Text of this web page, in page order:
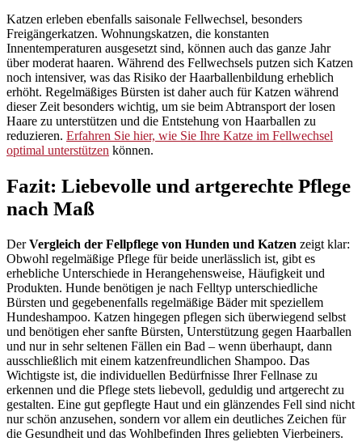
Katzen erleben ebenfalls saisonale Fellwechsel, besonders
Freigängerkatzen. Wohnungskatzen, die konstanten
Innentemperaturen ausgesetzt sind, können auch das ganze Jahr
über moderat haaren. Während des Fellwechsels putzen sich Katzen
noch intensiver, was das Risiko der Haarballenbildung erheblich
erhöht. Regelmäßiges Bürsten ist daher auch für Katzen während
dieser Zeit besonders wichtig, um sie beim Abtransport der losen
Haare zu unterstützen und die Entstehung von Haarballen zu
reduzieren. Erfahren Sie hier, wie Sie Ihre Katze im Fellwechsel
optimal unterstützen können.
Fazit: Liebevolle und artgerechte Pflege
nach Maß
DerVergleich der Fellpflege von Hunden und Katzen zeigt klar:
Obwohl regelmäßige Pflege für beide unerlässlich ist, gibt es
erhebliche Unterschiede in Herangehensweise, Häufigkeit und
Produkten. Hunde benötigen je nach Felltyp unterschiedliche
Bürsten und gegebenenfalls regelmäßige Bäder mit speziellem
Hundeshampoo. Katzen hingegen pflegen sich überwiegend selbst
und benötigen eher sanfte Bürsten, Unterstützung gegen Haarballen
und nur in sehr seltenen Fällen ein Bad – wenn überhaupt, dann
ausschließlich mit einem katzenfreundlichen Shampoo. Das
Wichtigste ist, die individuellen Bedürfnisse Ihrer Fellnase zu
erkennen und die Pflege stets liebevoll, geduldig und artgerecht zu
gestalten. Eine gut gepflegte Haut und ein glänzendes Fell sind nicht
nur schön anzusehen, sondern vor allem ein deutliches Zeichen für
die Gesundheit und das Wohlbefinden Ihres geliebten Vierbeiners.